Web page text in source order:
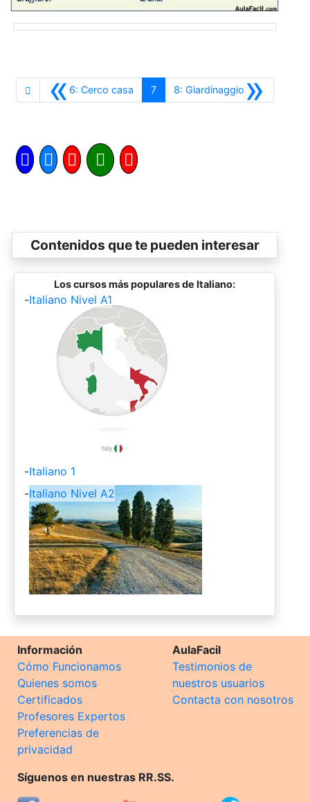
«6: Cerco casaAnterior
7 »
8: GiardinaggioSiguiente
Contenidos que te pueden interesar
Los cursos más populares de Italiano:
-Italiano Nivel A1
-Italiano 1
-Italiano Nivel A2
Información
Cómo Funcionamos
Quienes somos
Certificados
Profesores Expertos
Preferencias de
privacidad
AulaFacil
Testimonios de
nuestros usuarios
Contacta con nosotros
Síguenos en nuestras RR.SS.